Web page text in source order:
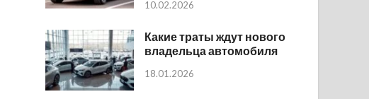
10.02.2026
Какие траты ждут нового
владельца автомобиля
18.01.2026